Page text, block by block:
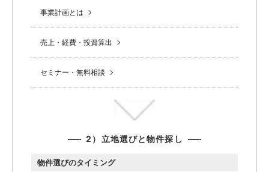
事業計画とは
売上・経費・投資算出
セミナー・無料相談
2）立地選びと物件探し
物件選びのタイミング